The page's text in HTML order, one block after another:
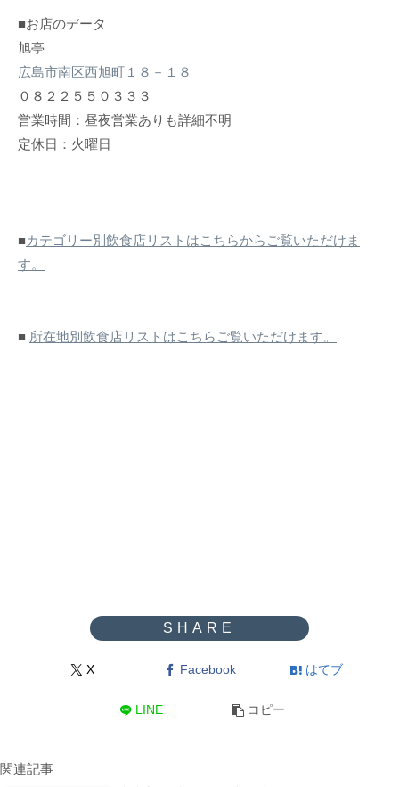
■お店のデータ
旭亭
広島市南区西旭町１８－１８
０８２２５５０３３３
営業時間：昼夜営業ありも詳細不明
定休日：火曜日
■カテゴリー別飲食店リストはこちらからご覧いただけま
す。
■ 所在地別飲食店リストはこちらご覧いただけます。
X Facebook はてブ
LINE コピー
関連記事